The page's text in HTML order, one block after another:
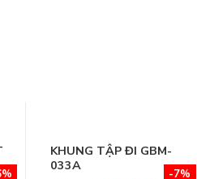
-7%
KHUNG TẬP ĐI GBM-
033A